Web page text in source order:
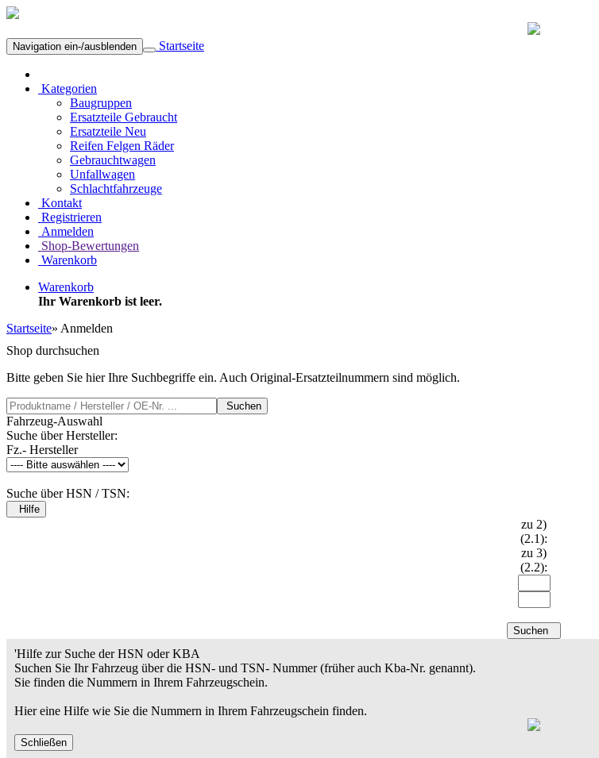
Navigation ein-/ausblenden Startseite
Kategorien
Baugruppen
Ersatzteile Gebraucht
Ersatzteile Neu
Reifen Felgen Räder
Gebrauchtwagen
Unfallwagen
Schlachtfahrzeuge
Kontakt
Registrieren
Anmelden
Shop-Bewertungen
Warenkorb
Warenkorb
Ihr Warenkorb ist leer.
Startseite» Anmelden
Shop durchsuchen
Bitte geben Sie hier Ihre Suchbegriffe ein. Auch Original-Ersatzteilnummern sind möglich.
Suchen
Fahrzeug-Auswahl
Suche über Hersteller:
Fz.- Hersteller
Suche über HSN / TSN:
Hilfe
zu 2)
(2.1):
zu 3)
(2.2):
Suchen
'Hilfe zur Suche der HSN oder KBA
Suchen Sie Ihr Fahrzeug über die HSN- und TSN- Nummer (früher auch Kba-Nr. genannt).
Sie finden die Nummern in Ihrem Fahrzeugschein.
Hier eine Hilfe wie Sie die Nummern in Ihrem Fahrzeugschein finden.
Schließen